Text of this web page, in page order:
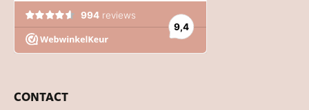
CONTACT